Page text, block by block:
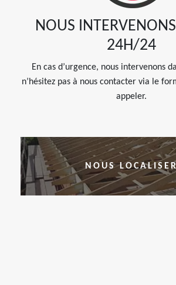
NOUS
24H/24
En cas d’urgence, nous intervenons
n’hésitez pas à nous contacter via le
appeler.
NOUS